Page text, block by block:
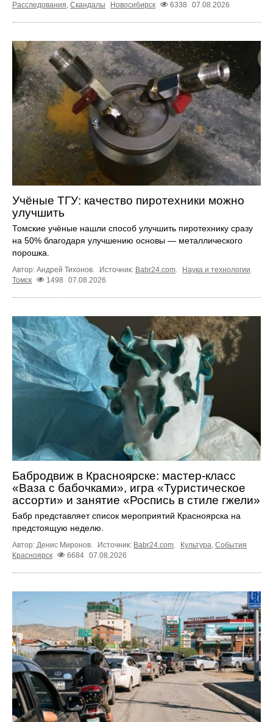
Расследования, Скандалы Новосибирск 6338 07.08.2026
Учёные ТГУ: качество пиротехники можно
улучшить
Томские учёные нашли способ улучшить пиротехнику сразу
на 50% благодаря улучшению основы — металлического
порошка.
Автор: Андрей Тихонов. Источник: Babr24.com.
Наука и технологии
Томск
1498 07.08.2026
Бабродвиж в Красноярске: мастер-класс
«Ваза с бабочками», игра «Туристическое
ассорти» и занятие «Роспись в стиле гжели»
Бабр представляет список мероприятий Красноярска на
предстоящую неделю.
Автор: Денис Миронов. Источник: Babr24.com. Культура, События
Красноярск
6684 07.08.2026